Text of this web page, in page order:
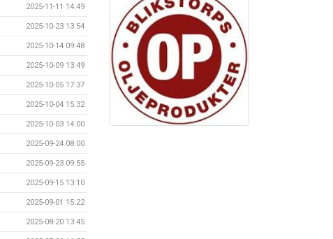
2025-11-11 14:49
2025-10-23 13:54
2025-10-14 09:48
2025-10-09 13:49
2025-10-05 17:37
2025-10-04 15:32
2025-10-03 14:00
2025-09-24 08:00
2025-09-23 09:55
2025-09-15 13:10
2025-09-01 15:22
2025-08-20 13:45